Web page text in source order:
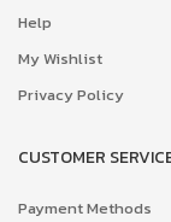
Help
My Wishlist
Privacy Policy
CUSTOMER
Payment Methods